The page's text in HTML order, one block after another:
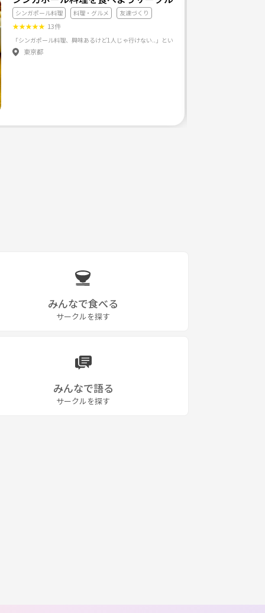
フランス語で日常を意味する 「オーディネール」 日常に新たな彩りを加え、 より素敵な時間を過
シンガポール料理 料理・グルメ 友達づくり
★★★★★ 13件
「シンガポール料理、興味あるけど1人じゃ行けない..」という方から「シンガポール料理
東京都
みんなで食べる
サークルを探す
みんなで語る
サークルを探す